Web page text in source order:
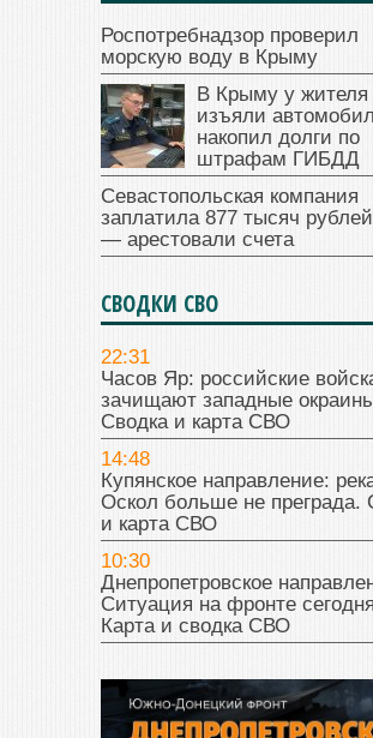
Роспотребнадзор проверил
морскую воду в Крыму
В Крыму у жителя
изъяли
накопил долги по
штрафам ГИБДД
Севастопольская компания
заплатила 877 тысяч
— арестовали счета
СВОДКИ СВО
22:31
Часов Яр: российские
зачищают западные
Сводка и карта СВО
14:48
Купянское направление:
Оскол больше не преграда.
и карта СВО
10:30
Днепропетровское
Ситуация на фронте
Карта и сводка СВО